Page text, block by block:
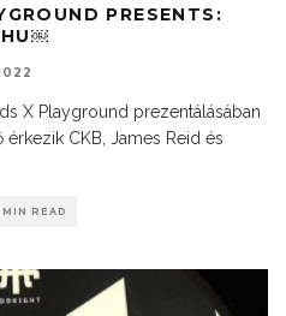
PRESENTS:
X Playground prezentálásában
CKB, James Reid és
MIN READ